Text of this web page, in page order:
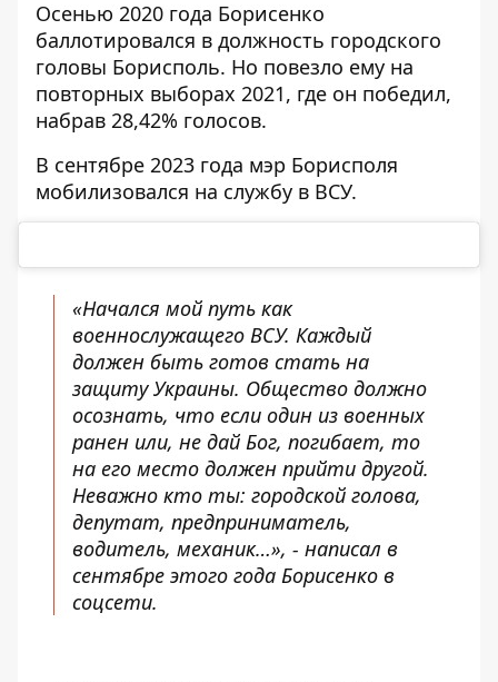
Осенью 2020 года Борисенко
баллотировался в должность городского
головы Борисполь. Но повезло ему на
повторных выборах 2021, где он победил,
набрав 28,42% голосов.
В сентябре 2023 года мэр Борисполя
мобилизовался на службу в ВСУ.
«Начался мой путь как
военнослужащего ВСУ. Каждый
должен быть готов стать на
защиту Украины. Общество должно
осознать, что если один из военных
ранен или, не дай Бог, погибает, то
на его место должен прийти другой.
Неважно кто ты: городской голова,
депутат, предприниматель,
водитель, механик…», - написал в
сентябре этого года Борисенко в
соцсети.